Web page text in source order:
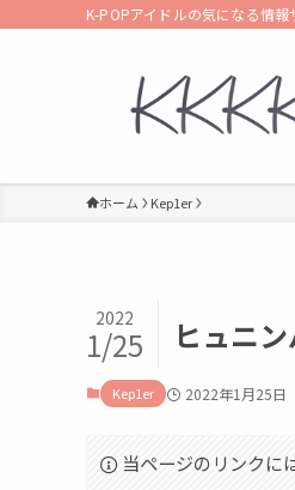
K-POPアイドルの気になる情報
ホーム Kep1er
ヒュニ
2022
1/25
Kep1er 2022年1月25日
当ページのリンクに